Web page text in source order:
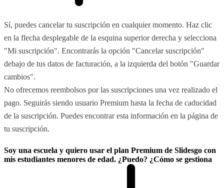
Sí, puedes cancelar tu suscripción en cualquier momento. Haz clic
en la flecha desplegable de la esquina superior derecha y selecciona
"Mi suscripción". Encontrarás la opción "Cancelar suscripción"
debajo de tus datos de facturación, a la izquierda del botón "Guardar
cambios".
No ofrecemos reembolsos por las suscripciones una vez realizado el
pago. Seguirás siendo usuario Premium hasta la fecha de caducidad
de la suscripción. Puedes encontrar esta información en la página de
tu suscripción.
Soy una escuela y quiero usar el plan Premium de Slidesgo con
mis estudiantes menores de edad. ¿Puedo? ¿Cómo se gestiona